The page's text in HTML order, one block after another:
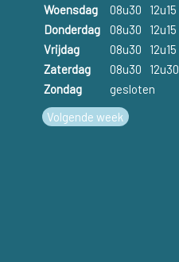
Woensdag
08u30 12u15
Donderdag
08u30 12u15
Vrijdag
08u30 12u15
Zaterdag
08u30
12u30
Zondag
gesloten
Volgende week